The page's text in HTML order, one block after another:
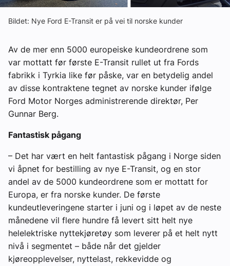
Abonner på fagbladet Byggfakta Nyheter
Kontakt oss
Tips oss
eBlad
Bildet: Nye Ford E-Transit er på vei til norske kunder
Av de mer enn 5000 europeiske kundeordrene som
var mottatt før første E-Transit rullet ut fra Fords
fabrikk i Tyrkia like før påske, var en betydelig andel
av disse kontraktene tegnet av norske kunder ifølge
Ford Motor Norges administrerende direktør, Per
Gunnar Berg.
Fantastisk pågang
– Det har vært en helt fantastisk pågang i Norge siden
vi åpnet for bestilling av nye E-Transit, og en stor
andel av de 5000 kundeordrene som er mottatt for
Europa, er fra norske kunder. De første
kundeutleveringene starter i juni og i løpet av de neste
månedene vil flere hundre få levert sitt helt nye
helelektriske nyttekjøretøy som leverer på et helt nytt
nivå i segmentet – både når det gjelder
kjøreopplevelser, nyttelast, rekkevidde og